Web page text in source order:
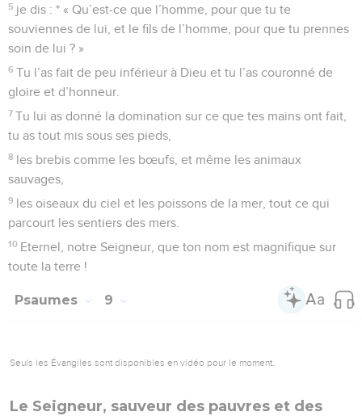
5 je dis : * « Qu’est-ce que l’homme, pour que tu te
souviennes de lui, et le fils de l’homme, pour que tu prennes
soin de lui ? »
6 Tu l’as fait de peu inférieur à Dieu et tu l’as couronné de
gloire et d’honneur.
7 Tu lui as donné la domination sur ce que tes mains ont fait,
tu as tout mis sous ses pieds,
8 les brebis comme les bœufs, et même les animaux
sauvages,
9 les oiseaux du ciel et les poissons de la mer, tout ce qui
parcourt les sentiers des mers.
10 Eternel, notre Seigneur, que ton nom est magnifique sur
toute la terre !
Psaumes 9
Seuls les Évangiles sont disponibles en vidéo pour le moment.
Le Seigneur, sauveur des pauvres et des